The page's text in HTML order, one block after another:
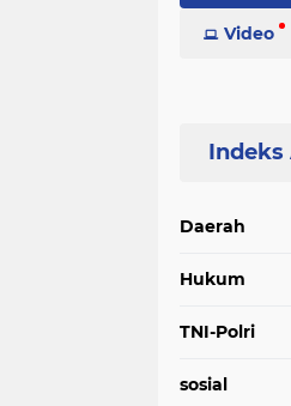
Peristiwa
Video
Daerah
Hukum
TNI-Polri
sosial